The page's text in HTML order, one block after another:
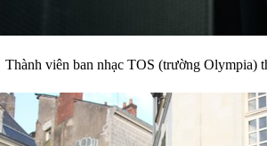
Thành viên ban nhạc TOS (trường Olympia)